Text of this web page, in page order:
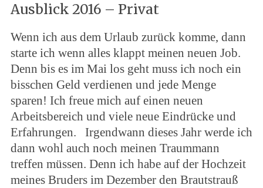
Ausblick 2016 – Privat
Wenn ich aus dem Urlaub zurück komme, dann
starte ich wenn alles klappt meinen neuen Job.
Denn bis es im Mai los geht muss ich noch ein
bisschen Geld verdienen und jede Menge
sparen! Ich freue mich auf einen neuen
Arbeitsbereich und viele neue Eindrücke und
Erfahrungen. Irgendwann dieses Jahr werde ich
dann wohl auch noch meinen Traummann
treffen müssen. Denn ich habe auf der Hochzeit
meines Bruders im Dezember den Brautstrauß